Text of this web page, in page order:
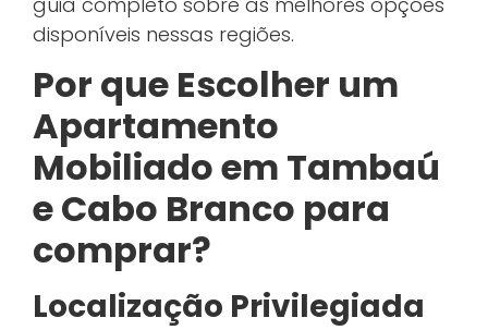
disponíveis nessas regiões.
Por que Escolher um
Apartamento
Mobiliado em Tambaú
e Cabo Branco para
comprar?
Localização Privilegiada